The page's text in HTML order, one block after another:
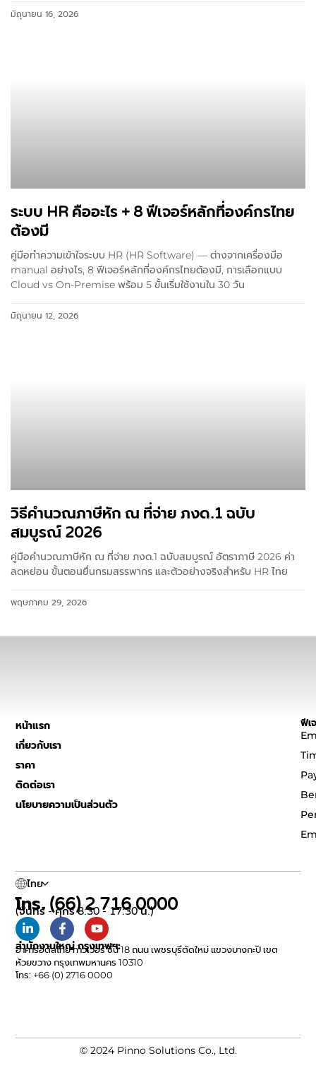
มิถุนายน 16, 2026
ระบบ HR คืออะไร + 8 ฟีเจอร์หลักที่องค์กรไทย
ต้องมี
คู่มือทำความเข้าใจระบบ HR (HR Software) — ต่างจากเครื่องมือ
manual อย่างไร, 8 ฟีเจอร์หลักที่องค์กรไทยต้องมี, การเลือกแบบ
Cloud vs On-Premise พร้อม 5 ขั้นเริ่มใช้งานใน 30 วัน
มิถุนายน 12, 2026
วิธีคำนวณภาษีหัก ณ ที่จ่าย ภงด.1 ฉบับ
สมบูรณ์ 2026
คู่มือคำนวณภาษีหัก ณ ที่จ่าย ภงด.1 ฉบับสมบูรณ์ อัตราภาษี 2026 ค่า
ลดหย่อน ขั้นตอนยื่นกรมสรรพากร และตัวอย่างจริงสำหรับ HR ไทย
พฤษภาคม 29, 2026
หน้าแรก
เกี่ยวกับเรา
ราคา
ติดต่อเรา
นโยบายความเป็นส่วนตัว
ฟีเ
ไทย
โทร. (66) 2 716 0000
(จันทร์ - ศุกร์ 8:30 - 17:30 น.)
สำนักงานใหญ่ กรุงเทพฯ:
อาคารอิตัลไทย ทาวเวอร์ ชั้น 18 ถนน เพชรบุรีตัดใหม่ แขวงบางกะปิ เขต
ห้วยขวาง กรุงเทพมหานคร 10310
โทร: +66 (0) 2716 0000
© 2024 Pinno Solutions Co., Ltd.